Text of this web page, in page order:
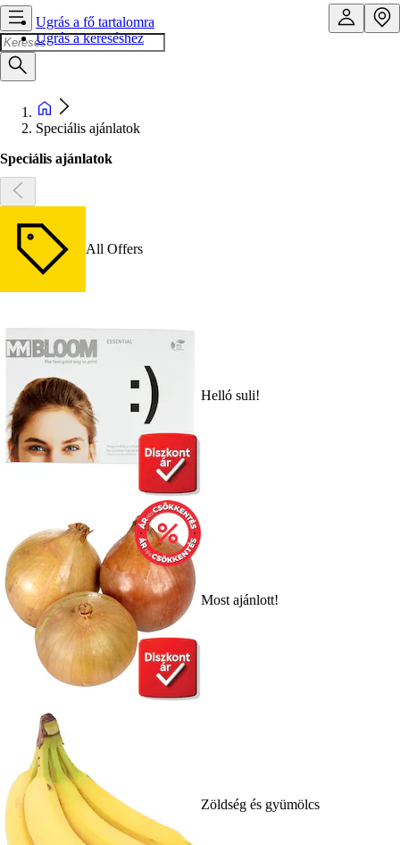
Ugrás a fő tartalomra
Ugrás a kereséshez
Speciális ajánlatok
Speciális ajánlatok
All Offers
Helló suli!
Most ajánlott!
Zöldség és gyümölcs